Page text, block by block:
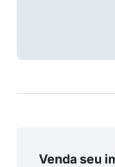
Venda seu